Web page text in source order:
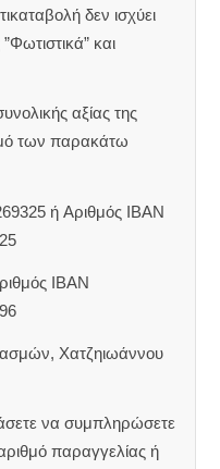
δεν ισχύει
και
αξίας της
των παρακάτω
ή Aριθμός IBAN
IBAN
Χατζηιωάννου
να συμπληρώσετε
παραγγελίας ή